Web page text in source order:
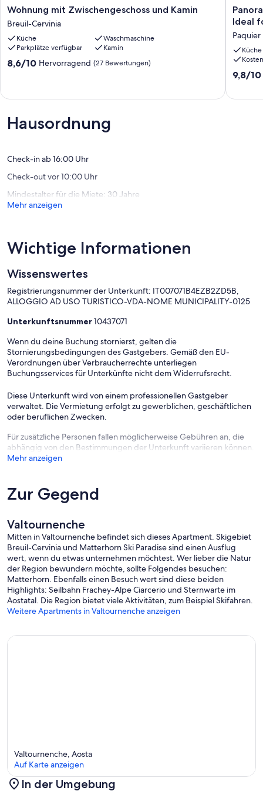
apartment.
Services included
• Premium bed linen and cotton towel
• Final cleaning
• Bathroom products and slippers
• Hairdryers in every bathroom
• Electricity and winter Heating (summer heating available on extra
payment)
• Private car park at 400 metres from the apartment
• Transfer Services form the Airport
• In house dinner
Features
• Entrance from the street level to the 2nd floor without lift
• Large living room with dining area for 6 people and exit to the
balcony
• First main bedroom with double bed, large walk-in closet and
• Second bedroom with two single beds convertible into a double
bed
• Third bedroom with two single beds
• Storage area with washing machine
• Fully bathroom with shower
Wohnung
mit
Zwischengeschoss
und
Kamin
Breuil-
Wohnung mit Zwischengeschoss und Kamin
Breuil-Cervinia
Küche
Waschmaschine
Parkplätze verfügbar
Kamin
8.6
8,6/10 Hervorragend (27 Bewertungen)
Attic
the
Heart
of
Ideal
Paquier
Küche
9.8
9,8/10
Hausordnung
Check-in ab 16:00 Uhr
Check-out vor 10:00 Uhr
Mindestalter für die Miete: 30 Jahre
Mehr anzeigen
Wichtige Informationen
Wissenswertes
Registrierungsnummer der Unterkunft: IT007071B4EZB2ZD5B,
ALLOGGIO AD USO TURISTICO-VDA-NOME MUNICIPALITY-0125
Unterkunftsnummer10437071
Wenn du deine Buchung stornierst, gelten die
Stornierungsbedingungen des Gastgebers. Gemäß den EU-
Verordnungen über Verbraucherrechte unterliegen
Buchungsservices für Unterkünfte nicht dem Widerrufsrecht.
Diese Unterkunft wird von einem professionellen Gastgeber
verwaltet. Die Vermietung erfolgt zu gewerblichen, geschäftlichen
oder beruflichen Zwecken.
Für zusätzliche Personen fallen möglicherweise Gebühren an, die
abhängig von den Bestimmungen der Unterkunft variieren können.
Mehr anzeigen
Zur Gegend
Valtournenche
Mitten in Valtournenche befindet sich dieses Apartment. Skigebiet
Breuil-Cervinia und Matterhorn Ski Paradise sind einen Ausflug
wert, wenn du etwas unternehmen möchtest. Wer lieber die Natur
der Region bewundern möchte, sollte Folgendes besuchen:
Matterhorn. Ebenfalls einen Besuch wert sind diese beiden
Highlights: Seilbahn Frachey-Alpe Ciarcerio und Sternwarte im
Aostatal. Die Region bietet viele Aktivitäten, zum Beispiel Skifahren.
Weitere Apartments in Valtournenche anzeigen
Valtournenche, Aosta
Auf Karte anzeigen
In der Umgebung